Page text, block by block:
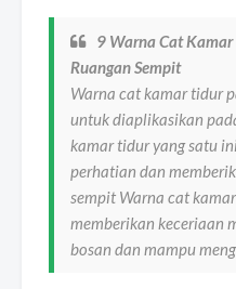
9 Warna Cat
Ruangan Sempit
Warna cat kamar tidur
untuk diaplikasikan
kamar tidur yang satu
perhatian dan
sempit Warna cat
memberikan keceriaan
bosan dan mampu